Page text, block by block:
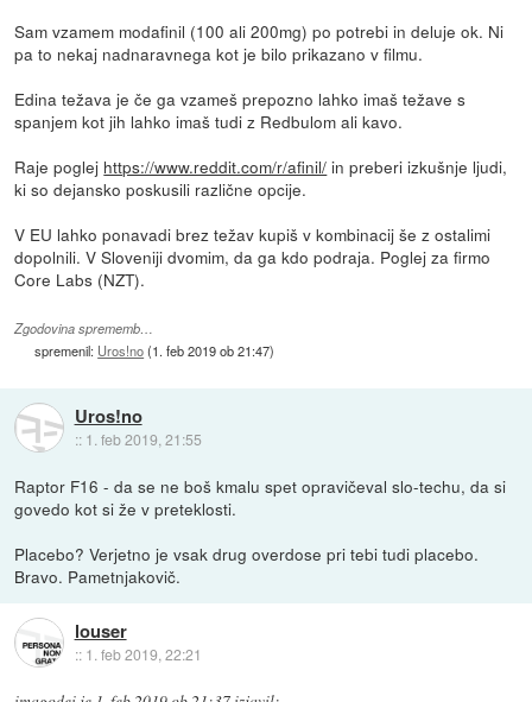
Sam vzamem modafinil (100 ali 200mg) po potrebi in deluje ok. Ni
pa to nekaj nadnaravnega kot je bilo prikazano v filmu.
Edina težava je če ga vzameš prepozno lahko imaš težave s
spanjem kot jih lahko imaš tudi z Redbulom ali kavo.
Raje poglej https://www.reddit.com/r/afinil/ in preberi izkušnje ljudi,
ki so dejansko poskusili različne opcije.
V EU lahko ponavadi brez težav kupiš v kombinacij še z ostalimi
dopolnili. V Sloveniji dvomim, da ga kdo podraja. Poglej za firmo
Core Labs (NZT).
Zgodovina sprememb…
spremenil: Uros!no(1. feb 2019 ob 21:47)
Uros!no
:: 1. feb 2019, 21:55
Raptor F16 - da se ne boš kmalu spet opravičeval slo-techu, da si
govedo kot si že v preteklosti.
Placebo? Verjetno je vsak drug overdose pri tebi tudi placebo.
Bravo. Pametnjakovič.
louser
:: 1. feb 2019, 22:21